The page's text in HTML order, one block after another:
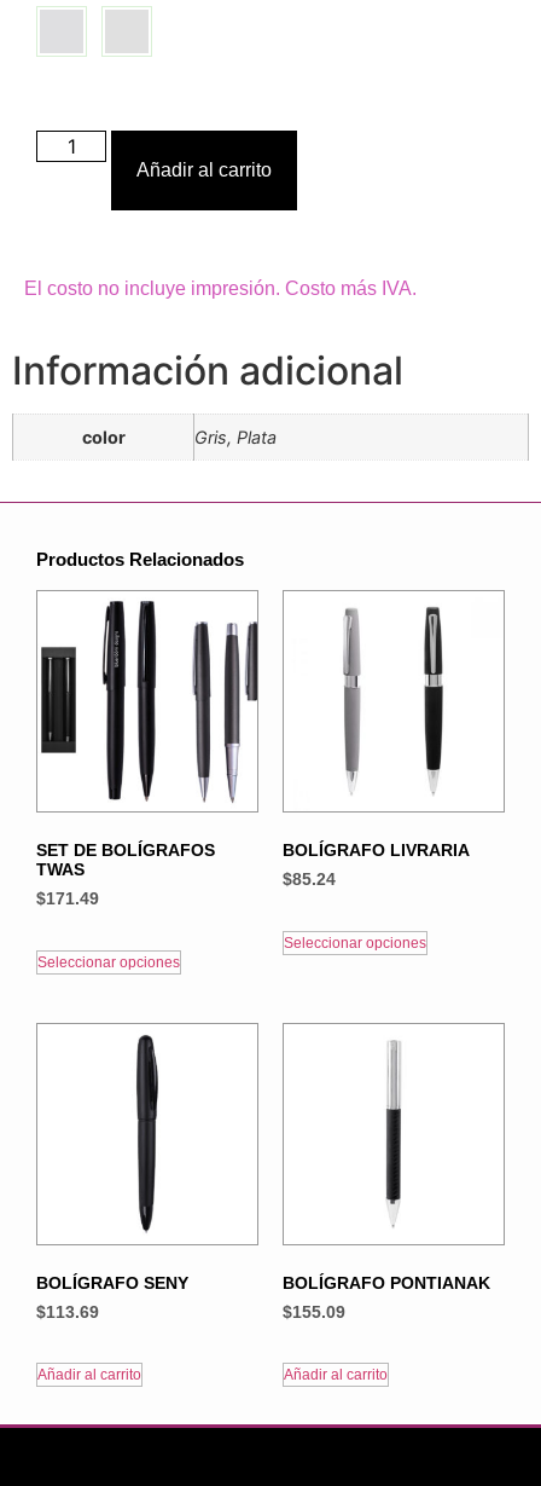
Añadir al carrito
El costo no incluye impresión. Costo más IVA.
Información adicional
color Gris, Plata
Productos Relacionados
SET DE BOLÍGRAFOS
TWAS
$171.49
Seleccionar opciones
BOLÍGRAFO LIVRARIA
$85.24
Seleccionar opciones
BOLÍGRAFO SENY
$113.69
Añadir al carrito
BOLÍGRAFO PONTIANAK
$155.09
Añadir al carrito